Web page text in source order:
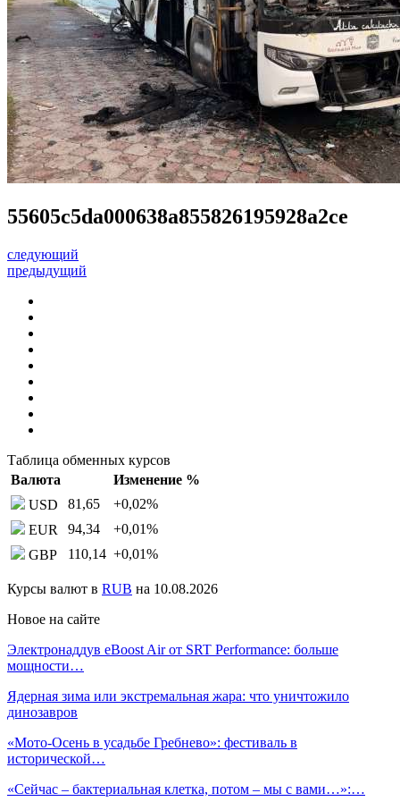
55605c5da000638a855826195928a2ce
следующий
предыдущий
Таблица обменных курсов
Валюта
Изменение %
USD
81,65 +0,02%
EUR
94,34 +0,01%
GBP
110,14 +0,01%
Курсы валют в RUB на 10.08.2026
Новое на сайте
Электронаддув eBoost Air от SRT Performance: больше
мощности…
Ядерная зима или экстремальная жара: что уничтожило
динозавров
«Мото-Осень в усадьбе Гребнево»: фестиваль в
исторической…
«Сейчас – бактериальная клетка, потом – мы с вами…»:…